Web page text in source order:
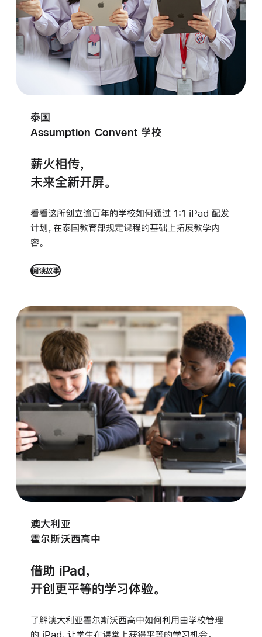
泰国
Assumption Convent 学校
薪火相传，
未来全新开屏。
看看这所创立逾百年的学校如何通过 1:1 iPad 配发
计划， 在泰国教育部规定课程的基础上拓展教学内
容。
阅读故事
澳大利亚
霍尔斯沃西高中
借助 iPad，
开创更平等的学习体验。
了解澳大利亚霍尔斯沃西高中如何利用由学校管理
的 iPad，让学生在课堂上获得平等的学习机会。